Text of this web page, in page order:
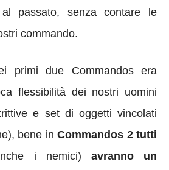
passato, senza contare le
commando.
primi due Commandos era
flessibilità dei nostri uomini
e set di oggetti vincolati
bene in Commandos 2 tutti
i nemici) avranno un